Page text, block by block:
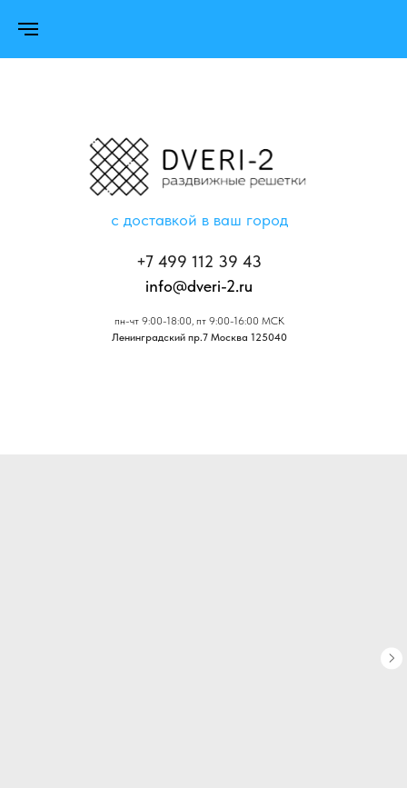
с доставкой в ваш город
+7 499 112 39 43
info@dveri-2.ru
пн-чт 9:00-18:00, пт 9:00-16:00 МСК
Ленинградский пр.7 Москва 125040